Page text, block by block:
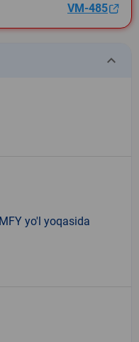
VM-485
keyboard_arrow_down
yo'l yoqasida